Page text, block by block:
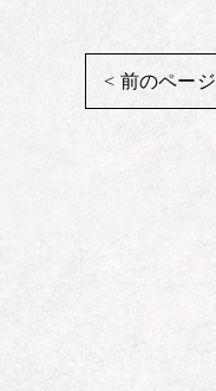
< 前のページ